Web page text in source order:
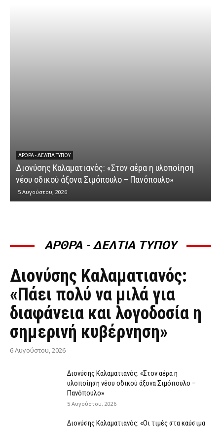
ΆΡΘΡΑ - ΔΕΛΤΊΑ ΤΎΠΟΥ
Διονύσης Καλαματιανός: «Στον αέρα η υλοποίηση
νέου οδικού άξονα Σιμόπουλο – Πανόπουλο»
5 Αυγούστου, 2026
ΑΡΘΡΑ - ΔΕΛΤΙΑ ΤΥΠΟΥ
ΆΡΘΡΑ - ΔΕΛΤΊΑ ΤΎΠΟΥ
Διονύσης Καλαματιανός:
«Πάει πολύ να μιλά για
διαφάνεια και λογοδοσία η
σημερινή κυβέρνηση»
6 Αυγούστου, 2026
Διονύσης Καλαματιανός: «Στον αέρα η
υλοποίηση νέου οδικού άξονα Σιμόπουλο –
Πανόπουλο»
5 Αυγούστου, 2026
Διονύσης Καλαματιανός: «Οι τιμές στα καύσιμα